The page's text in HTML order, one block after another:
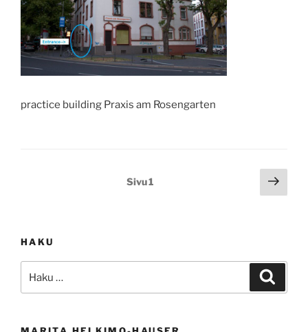
practice building Praxis am Rosengarten
Sivu1
sivu
HAKU